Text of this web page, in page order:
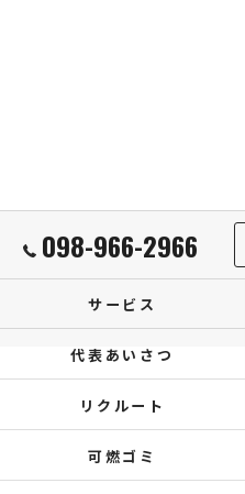
098-966-2966
サービス
代表あいさつ
リクルート
可燃ゴミ